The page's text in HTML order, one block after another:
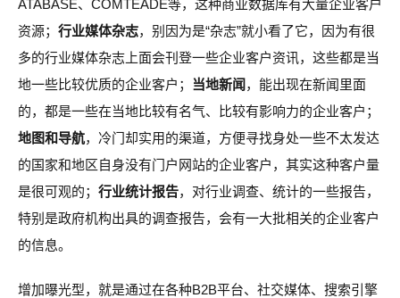
ATABASE、COMTEADE等，这种商业数据库有大量企业客户
资源； 行业媒体杂志，别因为是“杂志”就小看了它，因为有很
多的行业媒体杂志上面会刊登一些企业客户资讯，这些都是当
地一些比较优质的企业客户；
当地新闻 ，能出现在新闻里面
的，都是一些在当地比较有名气、比较有影响力的企业客户；
地图和导航，冷门却实用的渠道，方便寻找身处一些不太发达
的国家和地区自身没有门户网站的企业客户，其实这种客户量
是很可观的； 行业统计报告，对行业调查、统计的一些报告，
特别是政府机构出具的调查报告，会有一大批相关的企业客户
的信息。
增加曝光型，就是通过在各种B2B平台、社交媒体、搜索引擎